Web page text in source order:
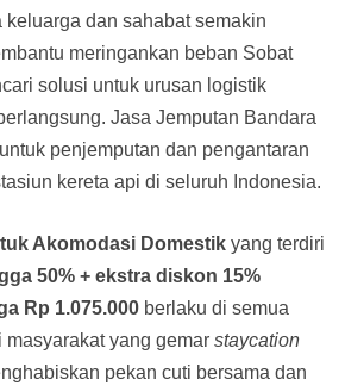
keluarga dan sahabat semakin
meringankan beban Sobat
solusi untuk urusan logistik
Jasa Jemputan Bandara
penjemputan dan pengantaran
kereta api di seluruh Indonesia.
Akomodasi Domestik yang terdiri
50% + ekstra diskon 15%
Rp 1.075.000 berlaku di semua
masyarakat yang gemar staycation
pekan cuti bersama dan